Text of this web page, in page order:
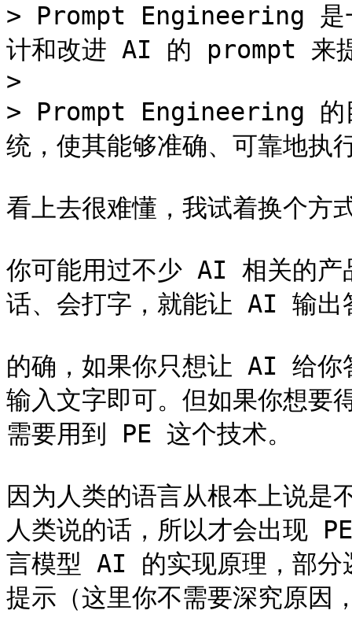
> Prompt Engineering 是一
计和改进 AI 的 prompt 来
>
> Prompt Engineering 的
统，使其能够准确、可靠地执
看上去很难懂，我试着换个方
你可能用过不少 AI 相关的产
话、会打字，就能让 AI 输出
的确，如果你只想让 AI 给你
输入文字即可。但如果你想要
需要用到 PE 这个技术。
因为人类的语言从根本上说是
人类说的话，所以才会出现
言模型 AI 的实现原理，部
提示（这里你不需要深究原因